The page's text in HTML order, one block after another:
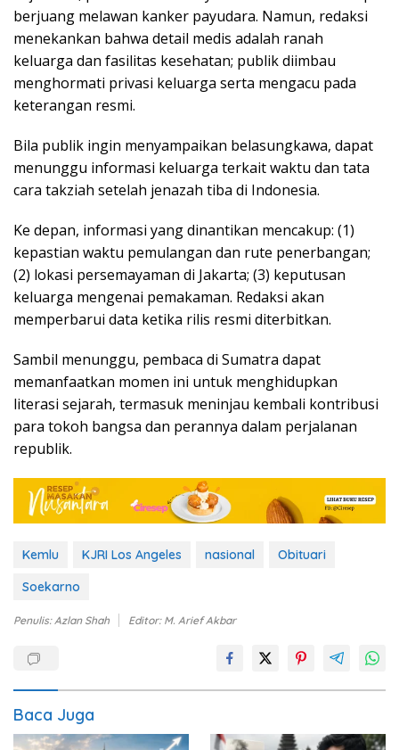
berjuang melawan kanker payudara. Namun, redaksi
menekankan bahwa detail medis adalah ranah
keluarga dan fasilitas kesehatan; publik diimbau
menghormati privasi keluarga serta mengacu pada
keterangan resmi.
Bila publik ingin menyampaikan belasungkawa, dapat
menunggu informasi keluarga terkait waktu dan tata
cara takziah setelah jenazah tiba di Indonesia.
Ke depan, informasi yang dinantikan mencakup: (1)
kepastian waktu pemulangan dan rute penerbangan;
(2) lokasi persemayaman di Jakarta; (3) keputusan
keluarga mengenai pemakaman. Redaksi akan
memperbarui data ketika rilis resmi diterbitkan.
Sambil menunggu, pembaca di Sumatra dapat
memanfaatkan momen ini untuk menghidupkan
literasi sejarah, termasuk meninjau kembali kontribusi
para tokoh bangsa dan perannya dalam perjalanan
republik.
Kemlu KJRI Los Angeles nasional
Obituari
Soekarno
Penulis: Azlan Shah Editor: M. Arief Akbar
Baca Juga